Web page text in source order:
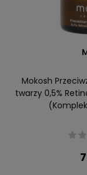
Mokosh
twarzy 0,5%